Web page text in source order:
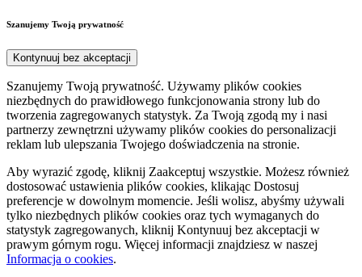
Szanujemy Twoją prywatność
Kontynuuj bez akceptacji
Szanujemy Twoją prywatność. Używamy plików cookies
niezbędnych do prawidłowego funkcjonowania strony lub do
tworzenia zagregowanych statystyk. Za Twoją zgodą my i nasi
partnerzy zewnętrzni używamy plików cookies do personalizacji
reklam lub ulepszania Twojego doświadczenia na stronie.
Aby wyrazić zgodę, kliknij Zaakceptuj wszystkie. Możesz również
dostosować ustawienia plików cookies, klikając Dostosuj
preferencje w dowolnym momencie. Jeśli wolisz, abyśmy używali
tylko niezbędnych plików cookies oraz tych wymaganych do
statystyk zagregowanych, kliknij Kontynuuj bez akceptacji w
prawym górnym rogu. Więcej informacji znajdziesz w naszej
Informacja o cookies.